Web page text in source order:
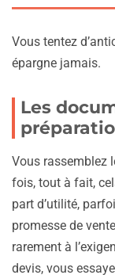
Vous tentez
épargne jamais.
Les
Vous rassemblez
fois, tout à fait,
part d’utilité,
promesse de
rarement à
devis, vous